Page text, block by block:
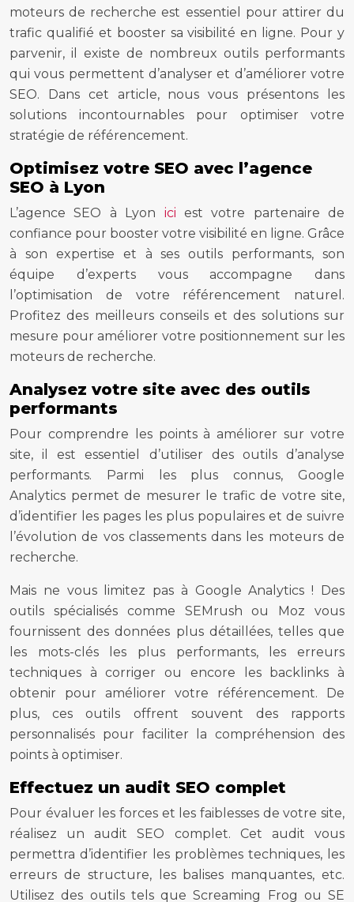
moteurs de recherche est essentiel pour attirer du
trafic qualifié et booster sa visibilité en ligne. Pour y
parvenir, il existe de nombreux outils performants
qui vous permettent d’analyser et d’améliorer votre
SEO. Dans cet article, nous vous présentons les
solutions incontournables pour optimiser votre
stratégie de référencement.
Optimisez votre SEO avec l’agence
SEO à Lyon
L’agence SEO à Lyon ici est votre partenaire de
confiance pour booster votre visibilité en ligne. Grâce
à son expertise et à ses outils performants, son
équipe d’experts vous accompagne dans
l’optimisation de votre référencement naturel.
Profitez des meilleurs conseils et des solutions sur
mesure pour améliorer votre positionnement sur les
moteurs de recherche.
Analysez votre site avec des outils
performants
Pour comprendre les points à améliorer sur votre
site, il est essentiel d’utiliser des outils d’analyse
performants. Parmi les plus connus, Google
Analytics permet de mesurer le trafic de votre site,
d’identifier les pages les plus populaires et de suivre
l’évolution de vos classements dans les moteurs de
recherche.
Mais ne vous limitez pas à Google Analytics ! Des
outils spécialisés comme SEMrush ou Moz vous
fournissent des données plus détaillées, telles que
les mots-clés les plus performants, les erreurs
techniques à corriger ou encore les backlinks à
obtenir pour améliorer votre référencement. De
plus, ces outils offrent souvent des rapports
personnalisés pour faciliter la compréhension des
points à optimiser.
Effectuez un audit SEO complet
Pour évaluer les forces et les faiblesses de votre site,
réalisez un audit SEO complet. Cet audit vous
permettra d’identifier les problèmes techniques, les
erreurs de structure, les balises manquantes, etc.
Utilisez des outils tels que Screaming Frog ou SE